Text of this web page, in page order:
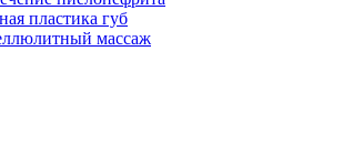
пластика губ
массаж